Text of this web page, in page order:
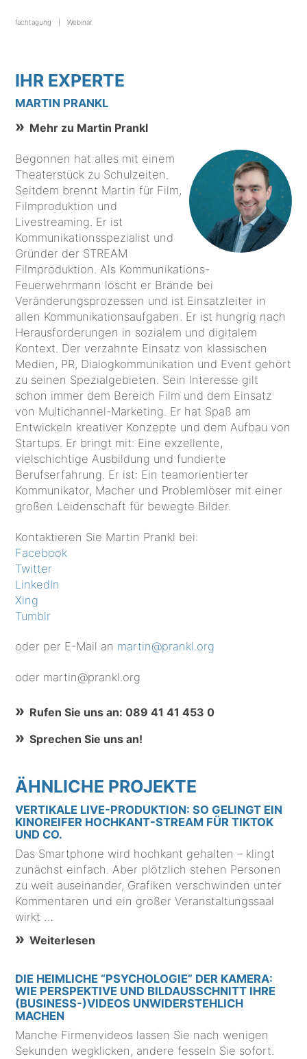
fachtagung Webinar
IHR EXPERTE
MARTIN PRANKL
Mehr zu Martin Prankl
Begonnen hat alles mit einem
Theaterstück zu Schulzeiten.
Seitdem brennt Martin für Film,
Filmproduktion und
Livestreaming. Er ist
Kommunikationsspezialist und
Gründer der STREAM
Filmproduktion. Als Kommunikations-
Feuerwehrmann löscht er Brände bei
Veränderungsprozessen und ist Einsatzleiter in
allen Kommunikationsaufgaben. Er ist hungrig nach
Herausforderungen in sozialem und digitalem
Kontext. Der verzahnte Einsatz von klassischen
Medien, PR, Dialogkommunikation und Event gehört
zu seinen Spezialgebieten. Sein Interesse gilt
schon immer dem Bereich Film und dem Einsatz
von Multichannel-Marketing. Er hat Spaß am
Entwickeln kreativer Konzepte und dem Aufbau von
Startups. Er bringt mit: Eine exzellente,
vielschichtige Ausbildung und fundierte
Berufserfahrung. Er ist: Ein teamorientierter
Kommunikator, Macher und Problemlöser mit einer
großen Leidenschaft für bewegte Bilder.
Kontaktieren Sie Martin Prankl bei:
Facebook
Twitter
LinkedIn
Xing
Tumblr
oder per E-Mail an martin@prankl.org
oder martin@prankl.org
Rufen Sie uns an: 089 41 41 453 0
Sprechen Sie uns an!
ÄHNLICHE PROJEKTE
VERTIKALE LIVE-PRODUKTION: SO GELINGT EIN
KINOREIFER HOCHKANT-STREAM FÜR TIKTOK
UND CO.
Das Smartphone wird hochkant gehalten – klingt
zunächst einfach. Aber plötzlich stehen Personen
zu weit auseinander, Grafiken verschwinden unter
Kommentaren und ein großer Veranstaltungssaal
wirkt …
Weiterlesen
DIE HEIMLICHE “PSYCHOLOGIE” DER KAMERA:
WIE PERSPEKTIVE UND BILDAUSSCHNITT IHRE
(BUSINESS-)VIDEOS UNWIDERSTEHLICH
MACHEN
Manche Firmenvideos lassen Sie nach wenigen
Sekunden wegklicken, andere fesseln Sie sofort.